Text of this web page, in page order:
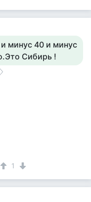
минус 40 и минус
Сибирь !
1